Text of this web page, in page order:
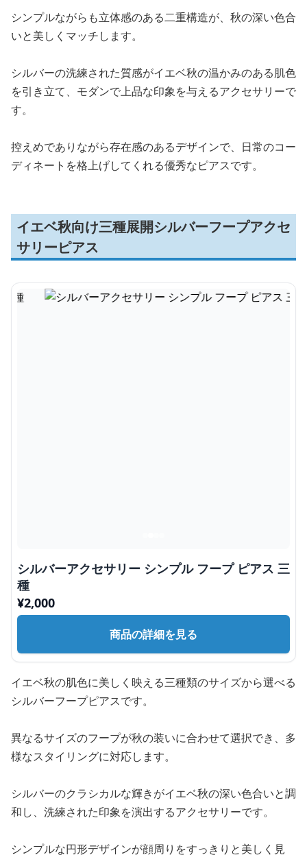
シンプルながらも立体感のある二重構造が、秋の深い色合
いと美しくマッチします。
シルバーの洗練された質感がイエベ秋の温かみのある肌色
を引き立て、モダンで上品な印象を与えるアクセサリーで
す。
控えめでありながら存在感のあるデザインで、日常のコー
ディネートを格上げしてくれる優秀なピアスです。
イエベ秋向け三種展開シルバーフープアクセ
サリーピアス
シルバーアクセサリー シンプル フープ ピアス 三
種
¥2,000
商品の詳細を見る
イエベ秋の肌色に美しく映える三種類のサイズから選べる
シルバーフープピアスです。
異なるサイズのフープが秋の装いに合わせて選択でき、多
様なスタイリングに対応します。
シルバーのクラシカルな輝きがイエベ秋の深い色合いと調
和し、洗練された印象を演出するアクセサリーです。
シンプルな円形デザインが顔周りをすっきりと美しく見